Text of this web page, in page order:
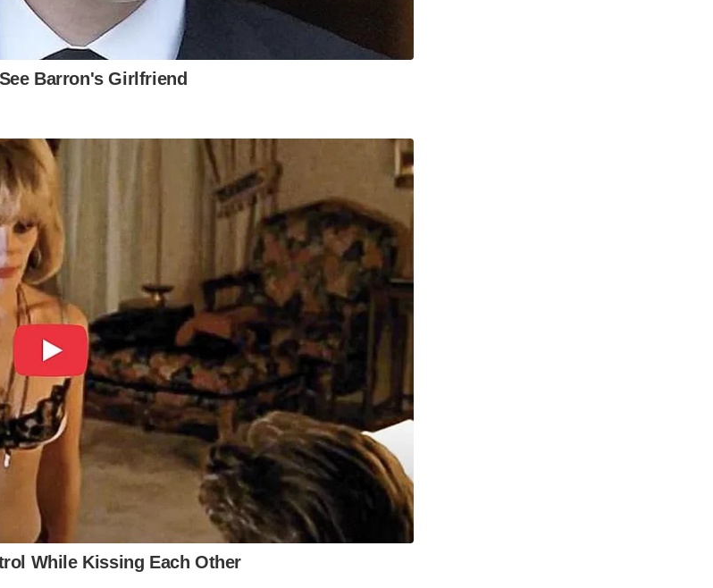
Barron's Girlfriend
While Kissing Each Other